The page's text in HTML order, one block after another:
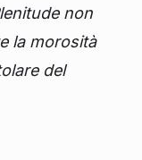
non
la morosità
del